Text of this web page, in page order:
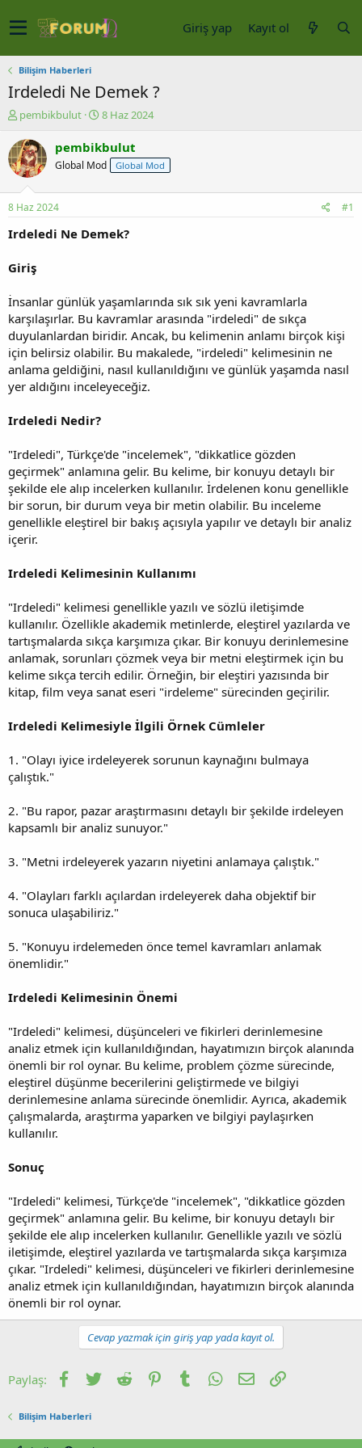
Giriş yap Kayıt ol
Bilişim Haberleri
Irdeledi Ne Demek ?
K
n
u
y
b
a
ş
t
n
pembikbulut
B
ş
a
ç
h
i
8 Haz 2024
pembikbulut
Global Mod Global Mod
8 Haz 2024 #1
Irdeledi Ne Demek?
Giriş
İnsanlar günlük yaşamlarında sık sık yeni kavramlarla
karşılaşırlar. Bu kavramlar arasında "irdeledi" de sıkça
duyulanlardan biridir. Ancak, bu kelimenin anlamı birçok kişi
için belirsiz olabilir. Bu makalede, "irdeledi" kelimesinin ne
anlama geldiğini, nasıl kullanıldığını ve günlük yaşamda nasıl
yer aldığını inceleyeceğiz.
Irdeledi Nedir?
"Irdeledi", Türkçe'de "incelemek", "dikkatlice gözden
geçirmek" anlamına gelir. Bu kelime, bir konuyu detaylı bir
şekilde ele alıp incelerken kullanılır. İrdelenen konu genellikle
bir sorun, bir durum veya bir metin olabilir. Bu inceleme
genellikle eleştirel bir bakış açısıyla yapılır ve detaylı bir analiz
içerir.
Irdeledi Kelimesinin Kullanımı
"Irdeledi" kelimesi genellikle yazılı ve sözlü iletişimde
kullanılır. Özellikle akademik metinlerde, eleştirel yazılarda ve
tartışmalarda sıkça karşımıza çıkar. Bir konuyu derinlemesine
anlamak, sorunları çözmek veya bir metni eleştirmek için bu
kelime sıkça tercih edilir. Örneğin, bir eleştiri yazısında bir
kitap, film veya sanat eseri "irdeleme" sürecinden geçirilir.
Irdeledi Kelimesiyle İlgili Örnek Cümleler
1. "Olayı iyice irdeleyerek sorunun kaynağını bulmaya
çalıştık."
2. "Bu rapor, pazar araştırmasını detaylı bir şekilde irdeleyen
kapsamlı bir analiz sunuyor."
3. "Metni irdeleyerek yazarın niyetini anlamaya çalıştık."
4. "Olayları farklı açılardan irdeleyerek daha objektif bir
sonuca ulaşabiliriz."
5. "Konuyu irdelemeden önce temel kavramları anlamak
önemlidir."
Irdeledi Kelimesinin Önemi
"Irdeledi" kelimesi, düşünceleri ve fikirleri derinlemesine
analiz etmek için kullanıldığından, hayatımızın birçok alanında
önemli bir rol oynar. Bu kelime, problem çözme sürecinde,
eleştirel düşünme becerilerini geliştirmede ve bilgiyi
derinlemesine anlama sürecinde önemlidir. Ayrıca, akademik
çalışmalarda, araştırma yaparken ve bilgiyi paylaşırken
kullanılır.
Sonuç
"Irdeledi" kelimesi, Türkçe'de "incelemek", "dikkatlice gözden
geçirmek" anlamına gelir. Bu kelime, bir konuyu detaylı bir
şekilde ele alıp incelerken kullanılır. Genellikle yazılı ve sözlü
iletişimde, eleştirel yazılarda ve tartışmalarda sıkça karşımıza
çıkar. "Irdeledi" kelimesi, düşünceleri ve fikirleri derinlemesine
analiz etmek için kullanıldığından, hayatımızın birçok alanında
önemli bir rol oynar.
Cevap yazmak için giriş yap yada kayıt ol.
Paylaş: Facebook
TwitterReddit PinterestTumblrWhatsApp
E-postaLink
Bilişim Haberleri